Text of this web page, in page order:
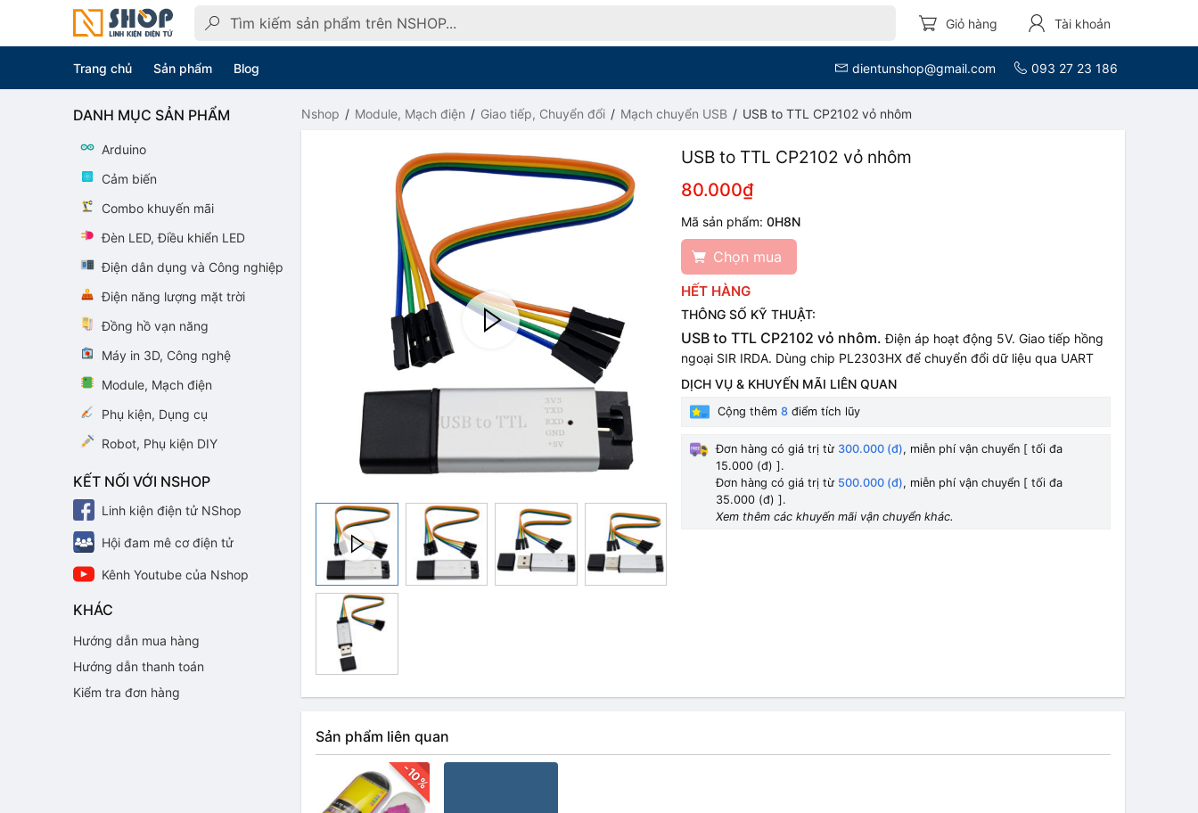
Giỏ hàng Tài khoản
Trang chủ Sản phẩm Blog dientunshop@gmail.com 093 27 23 186
Nshop Module, Mạch điện Giao tiếp, Chuyển đổi Mạch chuyển USB USB to TTL CP2102 vỏ nhôm
USB to TTL CP2102 vỏ nhôm
80.000₫
Mã sản phẩm:0H8N
Chọn mua
HẾT HÀNG
THÔNG SỐ KỸ THUẬT:
USB to TTL CP2102 vỏ nhôm. Điện áp hoạt động 5V. Giao tiếp hồng
ngoại SIR IRDA. Dùng chip PL2303HX để chuyển đổi dữ liệu qua UART
DỊCH VỤ & KHUYẾN MÃI LIÊN QUAN
Cộng thêm8 điểm tích lũy
Đơn hàng có giá trị từ 300.000 (đ), miễn phí vận chuyển [ tối đa
15.000 (đ) ].
Đơn hàng có giá trị từ 500.000 (đ), miễn phí vận chuyển [ tối đa
35.000 (đ) ].
Xem thêm các khuyến mãi vận chuyển khác.
Sản phẩm liên quan
-10%
DANH MỤC SẢN PHẨM
Arduino
Cảm biến
Combo khuyến mãi
Đèn LED, Điều khiển LED
Điện dân dụng và Công nghiệp
Điện năng lượng mặt trời
Đồng hồ vạn năng
Máy in 3D, Công nghệ
Module, Mạch điện
Phụ kiện, Dụng cụ
Robot, Phụ kiện DIY
KẾT NỐI VỚI NSHOP
Linh kiện điện tử NShop
Hội đam mê cơ điện tử
Kênh Youtube của Nshop
KHÁC
Hướng dẫn mua hàng
Hướng dẫn thanh toán
Kiểm tra đơn hàng